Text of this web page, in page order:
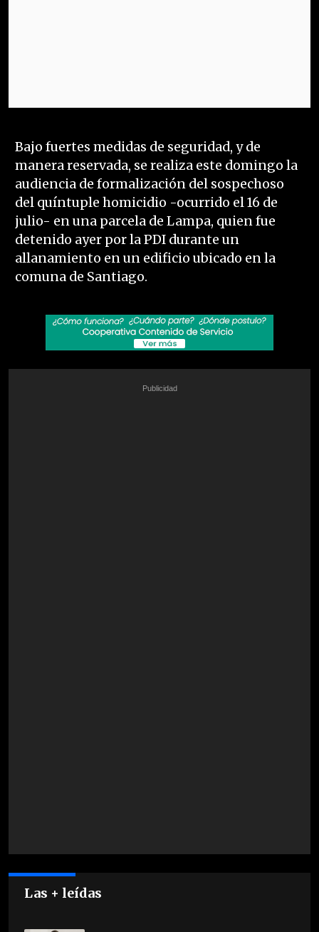
Bajo fuertes medidas de seguridad, y de
manera reservada, se realiza este domingo la
audiencia de formalización del sospechoso
del quíntuple homicidio -ocurrido el 16 de
julio- en una parcela de Lampa, quien fue
detenido ayer por la PDI durante un
allanamiento en un edificio ubicado en la
comuna de Santiago.
Las + leídas